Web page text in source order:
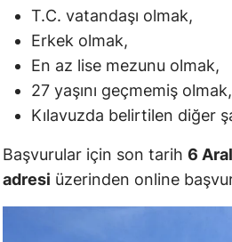
T.C. vatandaşı olmak,
Erkek olmak,
En az lise mezunu olmak,
27 yaşını geçmemiş olmak,
Kılavuzda belirtilen diğer
Başvurular için son tarih 6
adresi üzerinden online